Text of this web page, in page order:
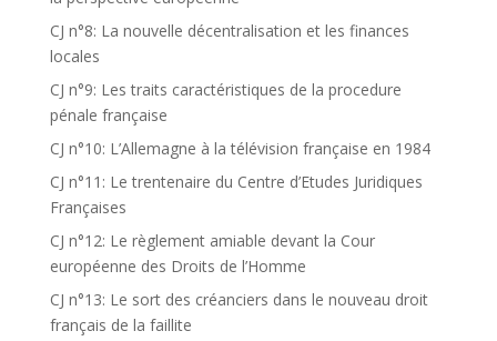
CJ n°8: La nouvelle décentralisation et les finances
locales
CJ n°9: Les traits caractéristiques de la procedure
pénale française
CJ n°10: L’Allemagne à la télévision française en 1984
CJ n°11: Le trentenaire du Centre d’Etudes Juridiques
Françaises
CJ n°12: Le règlement amiable devant la Cour
européenne des Droits de l’Homme
CJ n°13: Le sort des créanciers dans le nouveau droit
français de la faillite